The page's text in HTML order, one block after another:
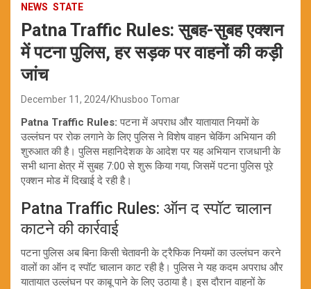
NEWS STATE
Patna Traffic Rules: सुबह-सुबह एक्शन
में पटना पुलिस, हर सड़क पर वाहनों की कड़ी
जांच
December 11, 2024 Khusboo Tomar
Patna Traffic Rules: पटना में अपराध और यातायात नियमों के
उल्लंघन पर रोक लगाने के लिए पुलिस ने विशेष वाहन चेकिंग अभियान की
शुरुआत की है। पुलिस महानिदेशक के आदेश पर यह अभियान राजधानी के
सभी थाना क्षेत्र में सुबह 7:00 से शुरू किया गया, जिसमें पटना पुलिस पूरे
एक्शन मोड में दिखाई दे रही है।
Patna Traffic Rules: ऑन द स्पॉट चालान
काटने की कार्रवाई
पटना पुलिस अब बिना किसी चेतावनी के ट्रैफिक नियमों का उल्लंघन करने
वालों का ऑन द स्पॉट चालान काट रही है। पुलिस ने यह कदम अपराध और
यातायात उल्लंघन पर काबू पाने के लिए उठाया है। इस दौरान वाहनों के